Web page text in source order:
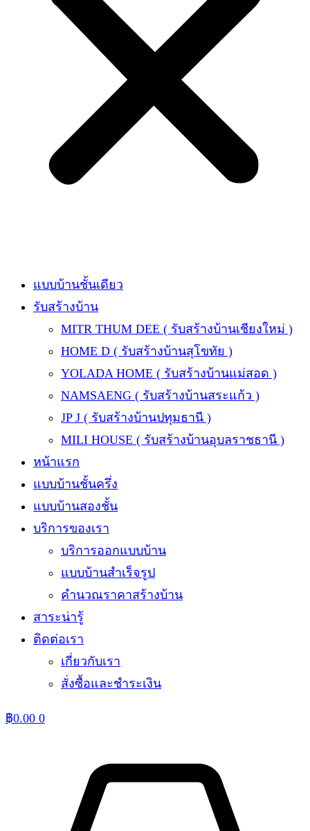
แบบบ้านชั้นเดียว
รับสร้างบ้าน
MITR THUM DEE ( รับสร้างบ้านเชียงใหม่ )
HOME D ( รับสร้างบ้านสุโขทัย )
YOLADA HOME ( รับสร้างบ้านแม่สอด )
NAMSAENG ( รับสร้างบ้านสระแก้ว )
JP J ( รับสร้างบ้านปทุมธานี )
MILI HOUSE ( รับสร้างบ้านอุบลราชธานี )
หน้าแรก
แบบบ้านชั้นครึ่ง
แบบบ้านสองชั้น
บริการของเรา
บริการออกแบบบ้าน
แบบบ้านสำเร็จรูป
คำนวณราคาสร้างบ้าน
สาระน่ารู้
ติดต่อเรา
เกี่ยวกับเรา
สั่งซื้อและชำระเงิน
฿0.00 0